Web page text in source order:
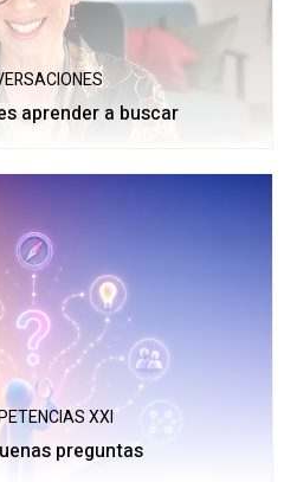
aprender a buscar
XXI
preguntas